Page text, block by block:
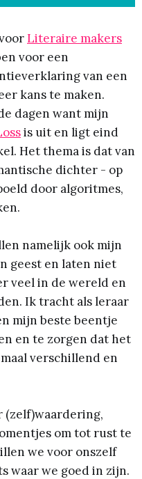
Literaire makers
voor een
van een
kans te maken.
dagen want mijn
is uit en ligt eind
Het thema is datvan
dichter - op
door algoritmes,
namelijk ook mijn
geest en laten niet
veel in de wereld en
Ik tracht als leraar
mijn beste beentje
en te zorgen dat het
verschillend en
(zelf)waardering,
om tot rust te
we voor onszelf
waar we goed in zijn.